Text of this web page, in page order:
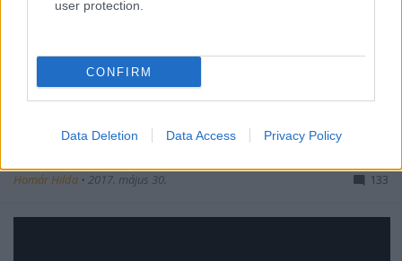
user protection.
CONFIRM
Data Deletion Data Access Privacy Policy
Gyerekkori álmot tört össze több
lépésben az Audi
Homár Hilda • 2017. május 30. 133